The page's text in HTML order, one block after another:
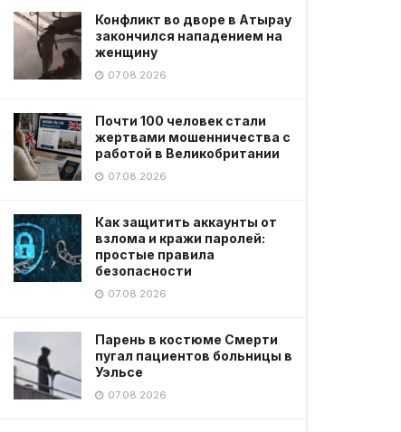
Конфликт во дворе в Атырау
закончился нападением на
женщину
07.08.2026
Почти 100 человек стали
жертвами мошенничества с
работой в Великобритании
07.08.2026
Как защитить аккаунты от
взлома и кражи паролей:
простые правила
безопасности
07.08.2026
Парень в костюме Смерти
пугал пациентов больницы в
Уэльсе
07.08.2026